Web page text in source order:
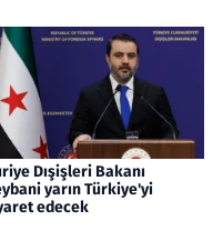
Dışişleri Bakanı
yarın Türkiye'yi
edecek